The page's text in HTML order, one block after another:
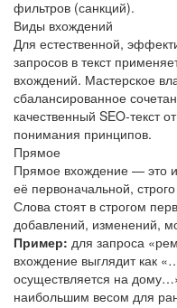
фильтров (санкций).
Виды вхождений
Для естественной,
запросов в текст
вхождений. Мастерское
сбалансированное
качественный SEO-текст
понимания принципов.
Прямое
Прямое вхождение — это
её первоначальной,
Слова стоят в строгом
добавлений, изменений,
Пример: для запроса «
вхождение выглядит как
осуществляется на
наибольшим весом для